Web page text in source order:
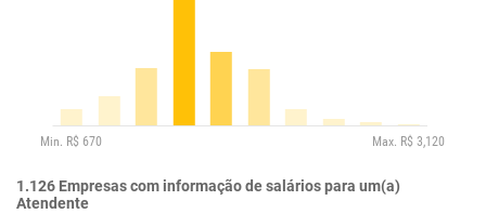
1.126 Empresas com informação de salários para um(a)
Atendente